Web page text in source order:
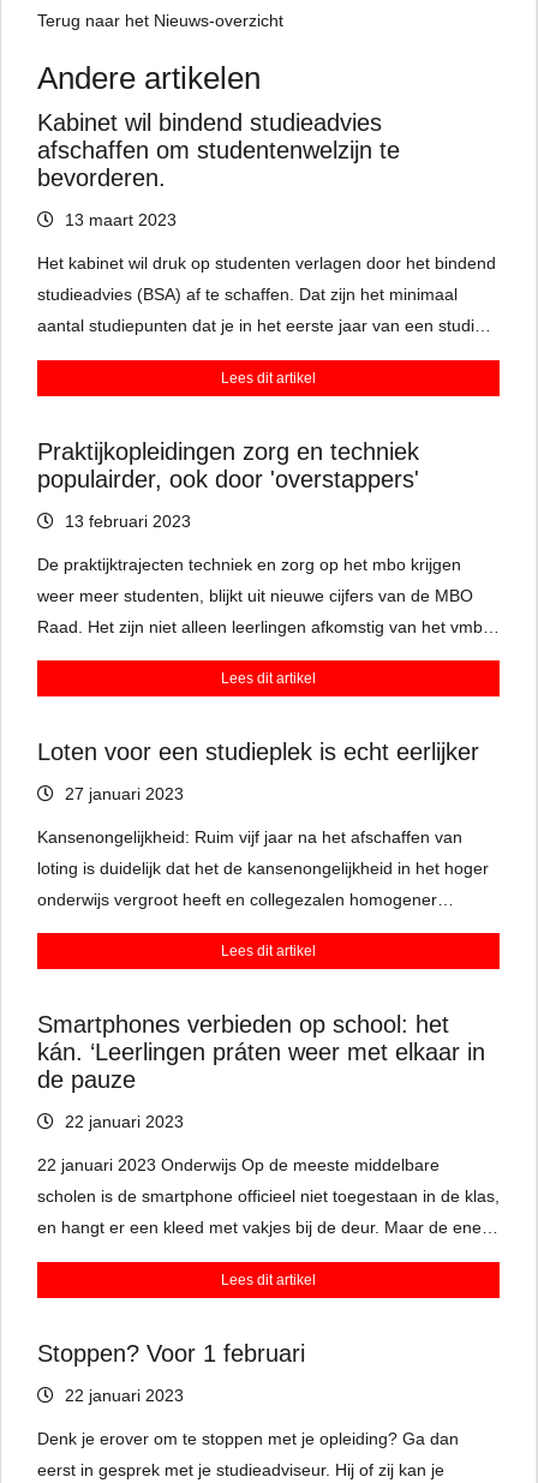
Terug naar het Nieuws-overzicht
Andere artikelen
Kabinet wil bindend studieadvies
afschaffen om studentenwelzijn te
bevorderen.
13 maart 2023
Het kabinet wil druk op studenten verlagen door het bindend
studieadvies (BSA) af te schaffen. Dat zijn het minimaal
aantal studiepunten dat je in het eerste jaar van een studie
moet halen, zodat je verder mag naar je volgende jaar.
Docenten zijn kritisch en vinden het bindend studieadvies
aankunnen.
Lees dit artikel
Praktijkopleidingen zorg en techniek
populairder, ook door 'overstappers'
13 februari 2023
De praktijktrajecten techniek en zorg op het mbo krijgen
weer meer studenten, blijkt uit nieuwe cijfers van de MBO
Raad. Het zijn niet alleen leerlingen afkomstig van het vmbo.
Er zijn ook steeds meer mensen die zich laten omscholen,
van bijvoorbeeld manager in een supermarkt tot installateur
Lees dit artikel
Loten voor een studieplek is echt eerlijker
27 januari 2023
Kansenongelijkheid: Ruim vijf jaar na het afschaffen van
loting is duidelijk dat het de kansenongelijkheid in het hoger
onderwijs vergroot heeft en collegezalen homogener
maakte.
Lees dit artikel
Smartphones verbieden op school: het
kán. ‘Leerlingen práten weer met elkaar in
de pauze
22 januari 2023
22 januari 2023 Onderwijs Op de meeste middelbare
scholen is de smartphone officieel niet toegestaan in de klas,
en hangt er een kleed met vakjes bij de deur. Maar de ene
leraar is wat consequenter dan de ander. De VO-raad
zwengelt de discussie aan: ‘In sommige lessen bieden ze
Lees dit artikel
Stoppen? Voor 1 februari
22 januari 2023
Denk je erover om te stoppen met je opleiding? Ga dan
eerst in gesprek met je studieadviseur. Hij of zij kan je